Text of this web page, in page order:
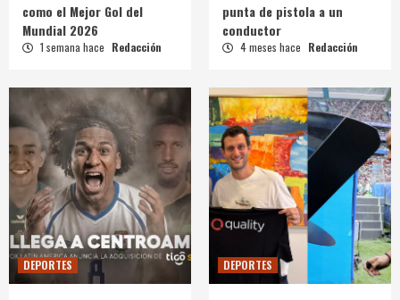
como el Mejor Gol del
Mundial 2026
1 semana hace Redacción
punta de pistola a un
conductor
4 meses hace Redacción
DEPORTES DEPORTES